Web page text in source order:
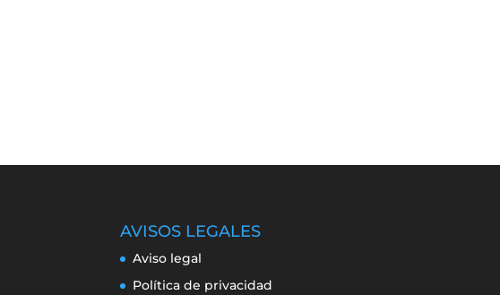
AVISOS LEGALES
Aviso legal
Política de privacidad